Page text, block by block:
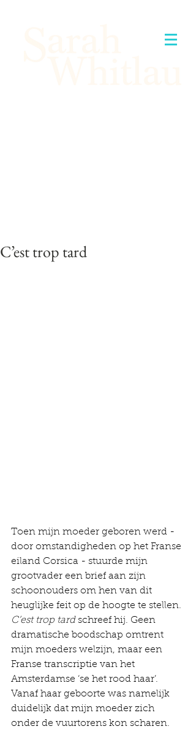
C’est trop tard
​​Toen mijn moeder geboren werd -
door omstandigheden op het Franse
eiland Corsica - stuurde mijn
grootvader een brief aan zijn
schoonouders om hen van dit
heuglijke feit op de hoogte te stellen.
C’est trop tard schreef hij. Geen
dramatische boodschap omtrent
mijn moeders welzijn, maar een
Franse transcriptie van het
Amsterdamse ‘se het rood haar’.
Vanaf haar geboorte was namelijk
duidelijk dat mijn moeder zich
onder de vuurtorens kon scharen.